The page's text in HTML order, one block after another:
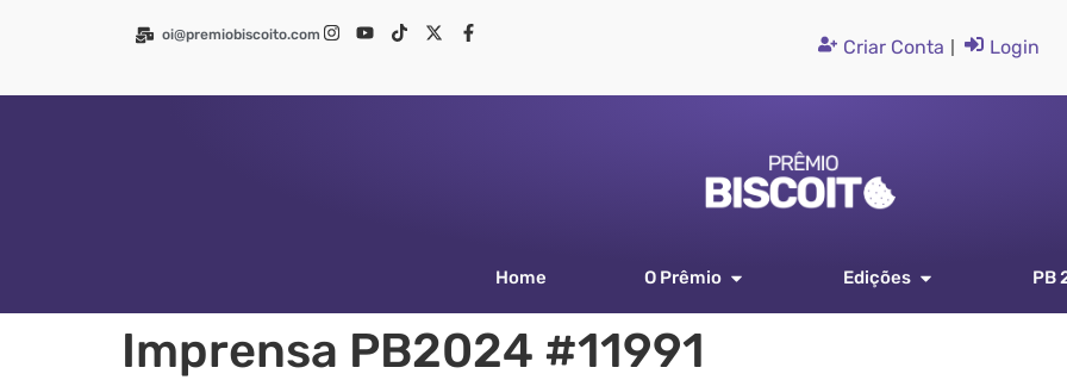
oi@premiobiscoito.com
Criar Conta | Login
Home O Prêmio Edições PB
Imprensa PB2024 #11991